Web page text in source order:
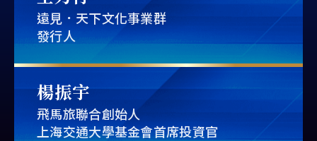
遠見．天下文化事業群
發行人
楊振宇
飛馬旅聯合創始人
上海交通大學基金會首席投資官